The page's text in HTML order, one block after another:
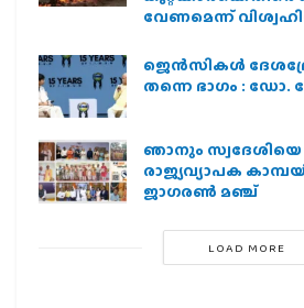
വേണമെന്ന്
ജെന്‍സികള്‍
തന്നെ ഭാഗം :
ഞാനും
രാജ്യവ്യാപക
ജാഗരണ്‍ മഞ്ച്
LOAD MORE